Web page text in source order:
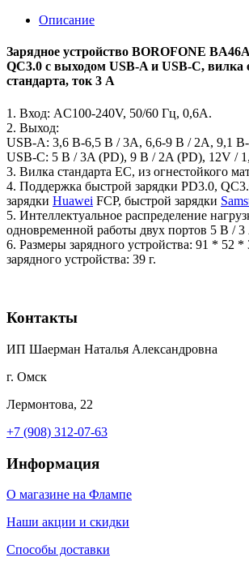
Описание
Зарядное устройство BOROFONE
QC3.0 с выходом USB-A и USB-C, вилка
стандарта, ток 3 А
1. Вход: AC100-240V, 50/60 Гц, 0,6А.
2. Выход:
USB-A: 3,6 В-6,5 В / 3A, 6,6-9 В / 2A, 9,1
USB-C: 5 В / 3A (PD), 9 В / 2A (PD), 12V /
3. Вилка стандарта ЕС, из огнестойкого
4. Поддержка быстрой зарядки PD3.0,
зарядки Huawei FCP, быстрой зарядки
5. Интеллектуальное распределение
одновременной работы двух портов 5 В /
6. Размеры зарядного устройства: 91 * 52
зарядного устройства: 39 г.
Контакты
ИП Шаерман Наталья Александровна
г. Омск
Лермонтова, 22
+7 (908) 312-07-63
Информация
О магазине на Флампе
Наши акции и скидки
Способы доставки